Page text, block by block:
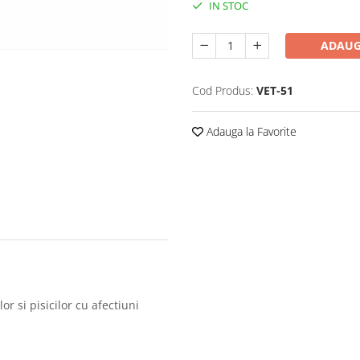
IN STOC
Cod Produs: VET-51
Adauga la Favorite
si pisicilor cu afectiuni